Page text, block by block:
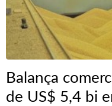
Balança
de US$ 5,4 bi